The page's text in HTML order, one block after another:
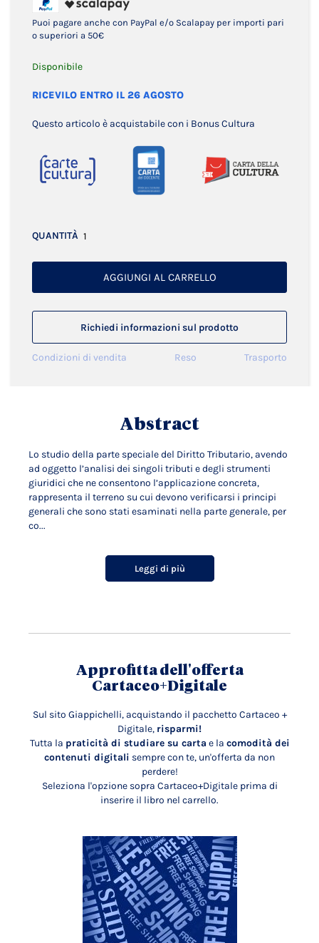
Puoi pagare anche con PayPal e/o Scalapay per importi pari
o superiori a 50€
Disponibile
RICEVILO ENTRO IL 26 AGOSTO
Questo articolo è acquistabile con i Bonus Cultura
QUANTITÀ
AGGIUNGI AL CARRELLO
Richiedi informazioni sul prodotto
Condizioni di vendita Reso Trasporto
Abstract
Lo studio della parte speciale del Diritto Tributario, avendo
ad oggetto l’analisi dei singoli tributi e degli strumenti
giuridici che ne consentono l’applicazione concreta,
rappresenta il terreno su cui devono verificarsi i principi
generali che sono stati esaminati nella parte generale, per
co...
Leggi di più
Approfitta dell'offerta
Cartaceo+Digitale
Sul sito Giappichelli, acquistando il pacchetto Cartaceo +
Digitale, risparmi!
Tutta la praticità di studiare su carta e la comodità dei
contenuti digitali sempre con te, un'offerta da non
perdere!
Seleziona l'opzione sopra Cartaceo+Digitale prima di
inserire il libro nel carrello.